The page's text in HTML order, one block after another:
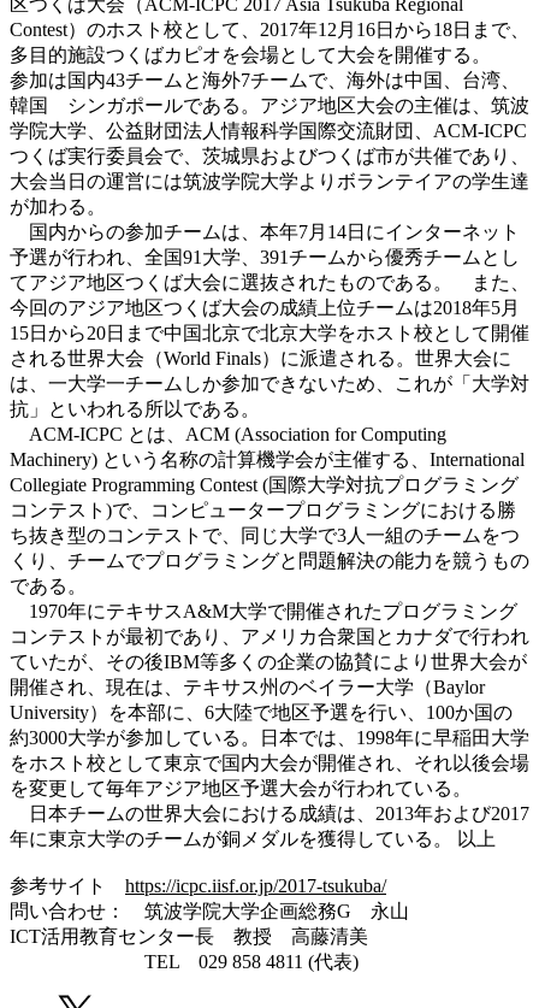
Contest）のホスト校として、2017年12月16日から18日まで、
多目的施設つくばカピオを会場として大会を開催する。
参加は国内43チームと海外7チームで、海外は中国、台湾、
韓国 シンガポールである。アジア地区大会の主催は、筑波
学院大学、公益財団法人情報科学国際交流財団、ACM-ICPC
つくば実行委員会で、茨城県およびつくば市が共催であり、
大会当日の運営には筑波学院大学よりボランテイアの学生達
が加わる。
国内からの参加チームは、本年7月14日にインターネット
予選が行われ、全国91大学、391チームから優秀チームとし
てアジア地区つくば大会に選抜されたものである。 また、
今回のアジア地区つくば大会の成績上位チームは2018年5月
15日から20日まで中国北京で北京大学をホスト校として開催
される世界大会（World Finals）に派遣される。世界大会に
は、一大学一チームしか参加できないため、これが「大学対
抗」といわれる所以である。
ACM-ICPC とは、ACM (Association for Computing
Machinery) という名称の計算機学会が主催する、International
Collegiate Programming Contest (国際大学対抗プログラミング
コンテスト)で、コンピュータープログラミングにおける勝
ち抜き型のコンテストで、同じ大学で3人一組のチームをつ
くり、チームでプログラミングと問題解決の能力を競うもの
である。
1970年にテキサスA&M大学で開催されたプログラミング
コンテストが最初であり、アメリカ合衆国とカナダで行われ
ていたが、その後IBM等多くの企業の協賛により世界大会が
開催され、現在は、テキサス州のベイラー大学（Baylor
University）を本部に、6大陸で地区予選を行い、100か国の
約3000大学が参加している。日本では、1998年に早稲田大学
をホスト校として東京で国内大会が開催され、それ以後会場
を変更して毎年アジア地区予選大会が行われている。
日本チームの世界大会における成績は、2013年および2017
年に東京大学のチームが銅メダルを獲得している。 以上
参考サイト https://icpc.iisf.or.jp/2017-tsukuba/
問い合わせ： 筑波学院大学企画総務G 永山
ICT活用教育センター長 教授 高藤清美
TEL 029 858 4811 (代表)